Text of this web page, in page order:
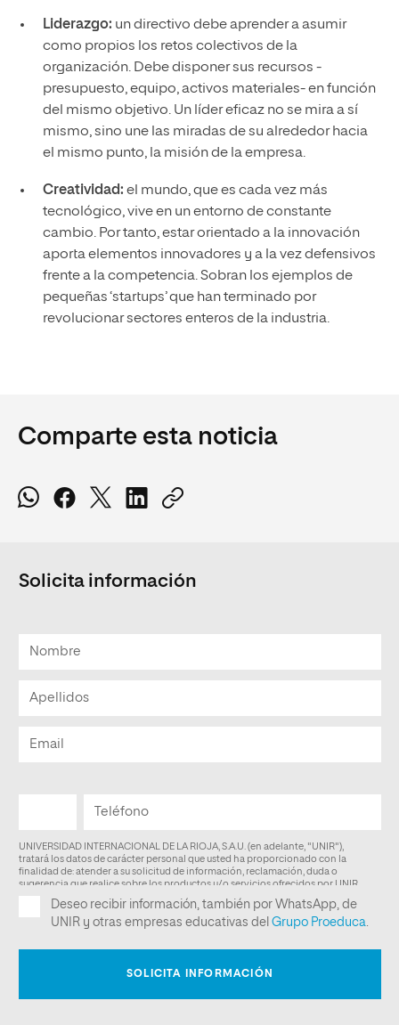
Liderazgo: un directivo debe aprender a asumir
como propios los retos colectivos de la
organización. Debe disponer sus recursos -
presupuesto, equipo, activos materiales- en función
del mismo objetivo. Un líder eficaz no se mira a sí
mismo, sino une las miradas de su alrededor hacia
el mismo punto, la misión de la empresa.
Creatividad: el mundo, que es cada vez más
tecnológico, vive en un entorno de constante
cambio. Por tanto, estar orientado a la innovación
aporta elementos innovadores y a la vez defensivos
frente a la competencia. Sobran los ejemplos de
pequeñas ‘startups’ que han terminado por
revolucionar sectores enteros de la industria.
Comparte esta noticia
Solicita información